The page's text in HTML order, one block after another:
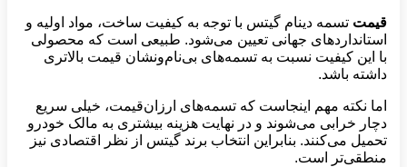
قیمت تسمه دینام گیتس با توجه به کیفیت ساخت، مواد اولیه و
استانداردهای جهانی تعیین می‌شود. طبیعی است که محصولی
با این کیفیت نسبت به تسمه‌های بی‌نام‌ونشان قیمت بالاتری
داشته باشد.
اما نکته مهم اینجاست که تسمه‌های ارزان‌قیمت، خیلی سریع
دچار خرابی می‌شوند و در نهایت هزینه بیشتری به مالک خودرو
تحمیل می‌کنند. بنابراین انتخاب برند گیتس از نظر اقتصادی نیز
منطقی‌تر است.